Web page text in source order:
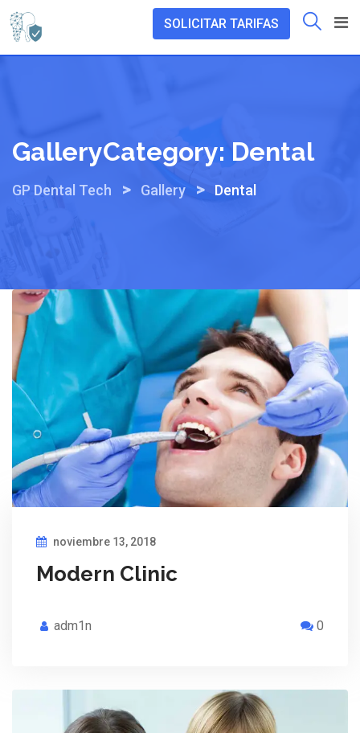
Skip
content
SOLICITAR TARIFAS
GalleryCategory: Dental
GP Dental Tech > Gallery > Dental
noviembre 13, 2018
Modern Clinic
adm1n 0